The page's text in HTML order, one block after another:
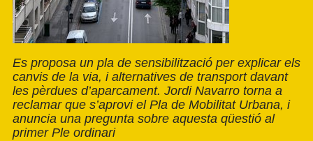
Es proposa un pla de sensibilització per explicar els
canvis de la via, i alternatives de transport davant
les pèrdues d’aparcament. Jordi Navarro torna a
reclamar que s’aprovi el Pla de Mobilitat Urbana, i
anuncia una pregunta sobre aquesta qüestió al
primer Ple ordinari